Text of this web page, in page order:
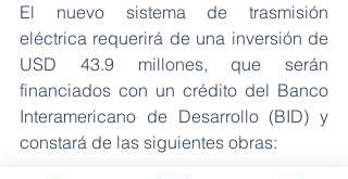
El nuevo sistema de trasmisión
eléctrica requerirá de una inversión de
USD 43.9 millones, que serán
financiados con un crédito del Banco
Interamericano de Desarrollo (BID) y
constará de las siguientes obras: